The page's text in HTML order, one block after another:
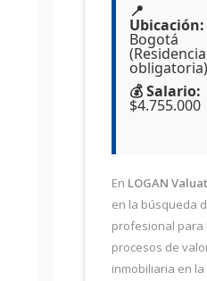
📍
Ubicación:
Bogotá
(Residencia
obligatoria)
💰 Salario:
$4.755.000
En LOGAN
en la búsqueda
profesional para
procesos de
inmobiliaria en